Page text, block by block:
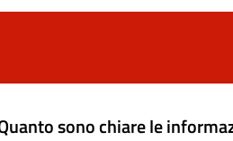
sono chiare le